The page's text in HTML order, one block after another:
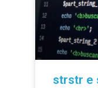
strstr e